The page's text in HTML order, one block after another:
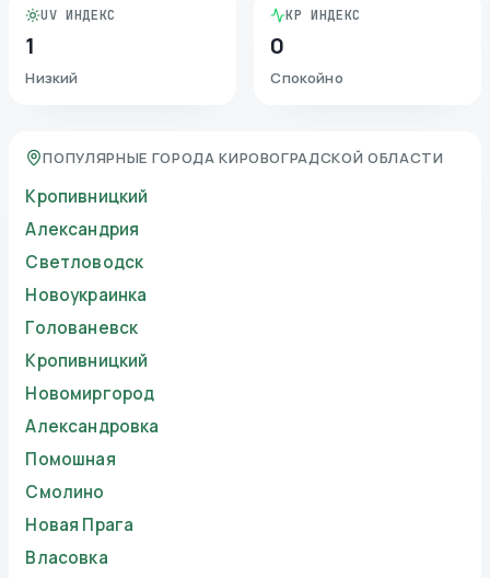
UV ИНДЕКС
1
Низкий
KP ИНДЕКС
0
Спокойно
ПОПУЛЯРНЫЕ ГОРОДА КИРОВОГРАДСКОЙ ОБЛАСТИ
Кропивницкий
Александрия
Светловодск
Новоукраинка
Голованевск
Кропивницкий
Новомиргород
Александровка
Помошная
Смолино
Новая Прага
Власовка